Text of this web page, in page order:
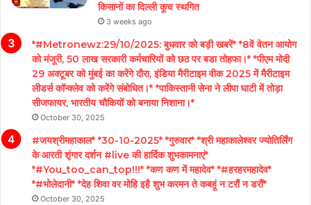
किसानों का दिल्ली कूच स्थगित
3 weeks ago
*#Metronewz:29/10/2025: बुधवार को बड़ी खबरें* *8वें वेतन आयोग
को मंजूरी, 50 लाख सरकारी कर्मचारियों को छठ पर बडा तोहफा।* *पीएम मोदी
29 अक्टूबर को मुंबई का करेंगे दौरा, इंडिया मैरीटाइम वीक 2025 में मैरीटाइम
लीडर्स कॉन्क्लेव को करेंगे संबोधित।* *पाकिस्तानी सेना ने लीपा घाटी में तोड़ा
सीजफायर, भारतीय चौकियों को बनाया निशाना।*
October 30, 2025
#जयश्रीमहाकाल* *30-10-2025* *गुरुवार* *श्री महाकालेश्वर ज्योतिर्लिंग
के आरती शृंगार दर्शन #live की हार्दिक शुभकामनाएं*
*#You_too_can_top!!!* *कण कण में महादेव* *#हरहरमहादेव*
*#भोलेदानी* *देह शिवा वर मोहि इहै शुभ करमन ते कबहूं न टरौं न डरौं*
October 30, 2025